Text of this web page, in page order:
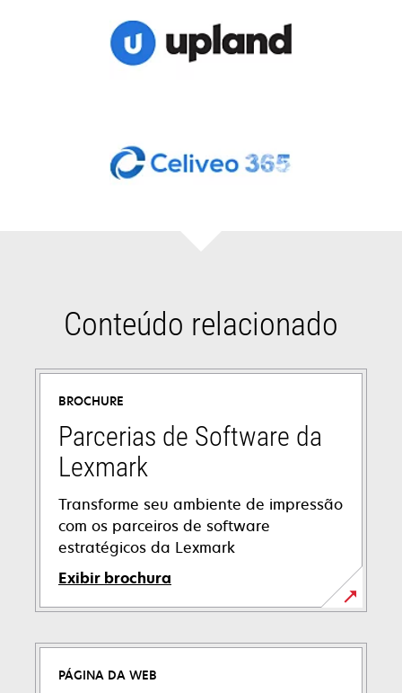
Conteúdo relacionado
BROCHURE
Parcerias de Software da
Lexmark
Transforme seu ambiente de impressão
com os parceiros de software
estratégicos da Lexmark
Exibir brochura
PÁGINA DA WEB